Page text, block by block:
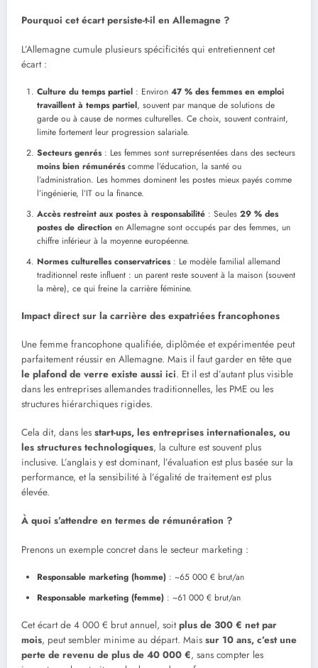
Pourquoi cet écart persiste-t-il en Allemagne ?
L’Allemagne cumule plusieurs spécificités qui entretiennent cet
écart :
Culture du temps partiel : Environ 47 % des femmes en emploi
travaillent à temps partiel, souvent par manque de solutions de
garde ou à cause de normes culturelles. Ce choix, souvent contraint,
limite fortement leur progression salariale.
Secteurs genrés: Les femmes sont surreprésentées dans des secteurs
moins bien rémunéréscomme l’éducation, la santé ou
l’administration. Les hommes dominent les postes mieux payés comme
l’ingénierie, l’IT ou la finance.
Accès restreint aux postesà responsabilité : Seules 29 % des
postes de direction en Allemagne sont occupés par des femmes, un
chiffre inférieur à la moyenne européenne.
Normes culturelles conservatrices: Le modèle familial allemand
traditionnel reste influent : un parent reste souvent à la maison (souvent
la mère), ce qui freine la carrière féminine.
Impact direct sur la carrière des expatriées francophones
Une femme francophone qualifiée, diplômée et expérimentée peut
parfaitement réussir en Allemagne. Mais il faut garder en tête que
le plafond de verre existe aussi ici. Et il est d’autant plus visible
dans les entreprises allemandes traditionnelles, les PME ou les
structures hiérarchiques rigides.
Cela dit, dans les start-ups, les entreprises internationales, ou
les structures technologiques, la culture est souvent plus
inclusive. L’anglais y est dominant, l’évaluation est plus basée sur la
performance, et la sensibilité à l’égalité de traitement est plus
élevée.
À quoi s’attendre en termes de rémunération ?
Prenons un exemple concret dans le secteur marketing :
Responsable marketing (homme) : ~65 000 € brut/an
Responsable marketing (femme) : ~61 000 € brut/an
Cet écart de 4 000 € brut annuel, soitplus de 300 € net par
mois, peut sembler minime au départ. Mais sur 10 ans, c’est une
perte de revenu de plus de 40 000 €, sans compter les